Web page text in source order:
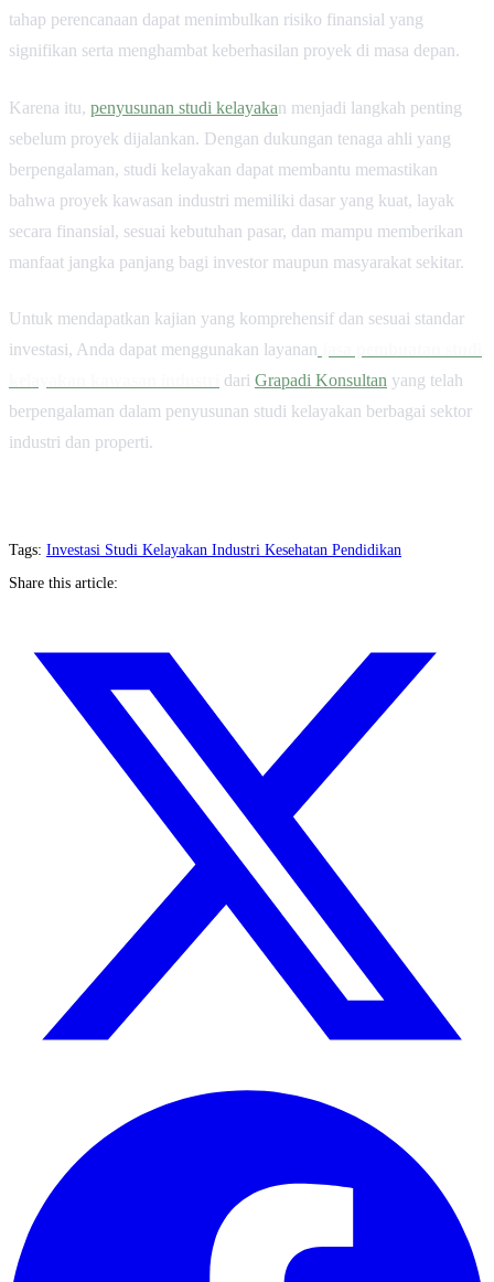
tahap perencanaan dapat menimbulkan risiko finansial yang
signifikan serta menghambat keberhasilan proyek di masa depan.
Karena itu, penyusunan studi kelayakan menjadi langkah penting
sebelum proyek dijalankan. Dengan dukungan tenaga ahli yang
berpengalaman, studi kelayakan dapat membantu memastikan
bahwa proyek kawasan industri memiliki dasar yang kuat, layak
secara finansial, sesuai kebutuhan pasar, dan mampu memberikan
manfaat jangka panjang bagi investor maupun masyarakat sekitar.
Untuk mendapatkan kajian yang komprehensif dan sesuai standar
investasi, Anda dapat menggunakan layanan
dari Grapadi Konsultan yang telah
berpengalaman dalam penyusunan studi kelayakan berbagai sektor
industri dan properti.
Tags: Investasi Studi Kelayakan Industri Kesehatan Pendidikan
Share this article: